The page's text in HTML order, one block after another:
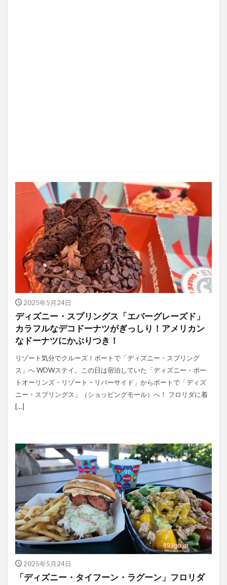
2025年5月24日
ディズニー・スプリングス「エバーグレーズド」
カラフルなデコドーナツがぎっしり！アメリカン
なドーナツにかぶりつき！
リゾート気分でクルーズ！ボートで「ディズニー・スプリング
ス」へ WDWステイ。この日は宿泊していた「ディズニー・ポー
トオーリンズ・リゾート – リバーサイド」からボートで「ディズ
ニー・スプリングス」（ショッピングモール）へ！ フロリダに着
[…]
2025年5月24日
「ディズニー・タイフーン・ラグーン」フロリダ